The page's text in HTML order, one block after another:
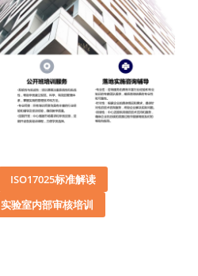
ISO17025标准解读
实验室内部审核培训